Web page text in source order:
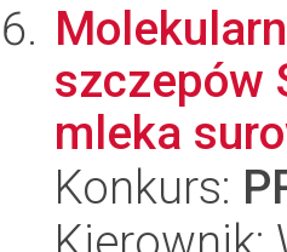
szczepów
mleka
Konkurs: